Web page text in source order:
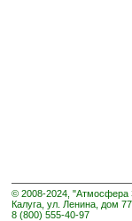
© 2008-2024, "Атмосфера
Калуга, ул. Ленина, дом 77
8 (800) 555-40-97